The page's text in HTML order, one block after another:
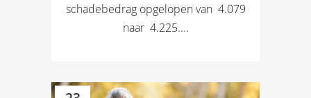
schadebedrag opgelopen van  4.079
naar  4.225....